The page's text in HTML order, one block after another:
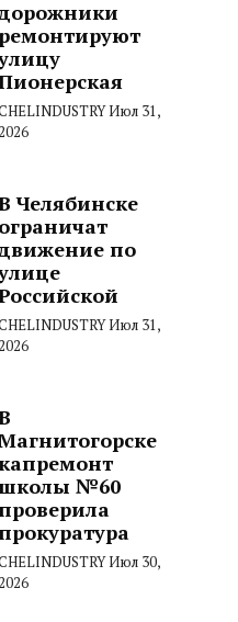
Июл 31,
2026
Челябинске
ограничат
по
Июл 31,
2026
№60
Июл 30,
2026